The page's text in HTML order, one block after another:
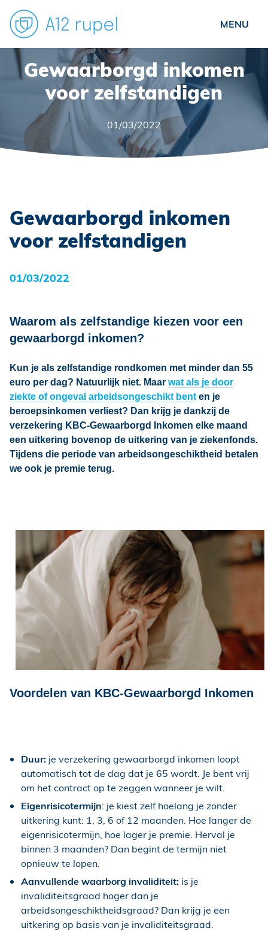
Particulieren
Ondernemers
Verenigingen
Over ons
Nieuws
Gewaarborgd inkomen
voor zelfstandigen
01/03/2022
Gewaarborgd inkomen
voor zelfstandigen
01/03/2022
Waarom als zelfstandige kiezen voor een
gewaarborgd inkomen?
Kun je als zelfstandige rondkomen met minder dan 55
euro per dag? Natuurlijk niet. Maar wat als je door
ziekte of ongeval arbeidsongeschikt bent en je
beroepsinkomen verliest? Dan krijg je dankzij de
verzekering KBC-Gewaarborgd Inkomen elke maand
een uitkering bovenop de uitkering van je ziekenfonds.
Tijdens die periode van arbeidsongeschiktheid betalen
we ook je premie terug.
Voordelen van KBC-Gewaarborgd Inkomen
Duur: je verzekering gewaarborgd inkomen loopt
automatisch tot de dag dat je 65 wordt. Je bent vrij
om het contract op te zeggen wanneer je wilt.
Eigenrisicotermijn: je kiest zelf hoelang je zonder
uitkering kunt: 1, 3, 6 of 12 maanden. Hoe langer de
eigenrisicotermijn, hoe lager je premie. Herval je
binnen 3 maanden? Dan begint de termijn niet
opnieuw te lopen.
Aanvullende waarborg invaliditeit: is je
invaliditeitsgraad hoger dan je
arbeidsongeschiktheidsgraad? Dan krijg je een
uitkering op basis van je invaliditeitsgraad.